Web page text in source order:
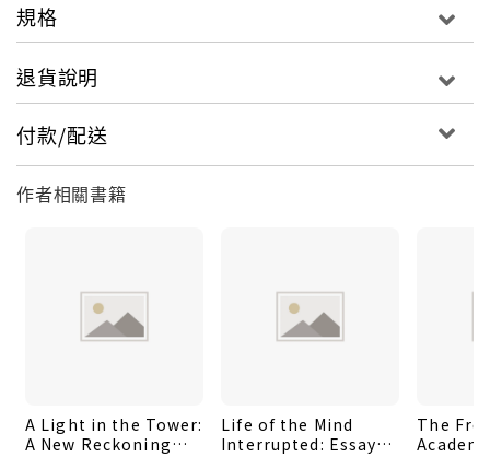
規格
退貨說明
付款/配送
作者相關書籍
A Light in the Tower:
A New Reckoning
Life of the Mind
Interrupted: Essays
The